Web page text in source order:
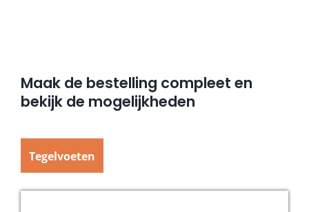
Maak de bestelling compleet en
bekijk de mogelijkheden
Tegelvoeten